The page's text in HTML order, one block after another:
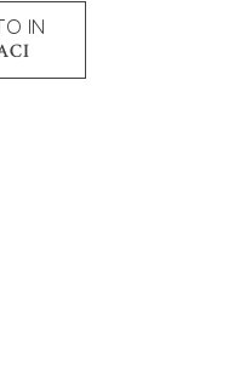
IN